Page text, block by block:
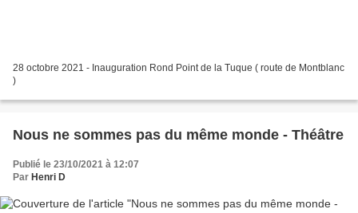
28 octobre 2021 - Inauguration Rond Point de la Tuque ( route de Montblanc
)
Nous ne sommes pas du même monde - Théâtre
Publié le 23/10/2021 à 12:07
Par Henri D